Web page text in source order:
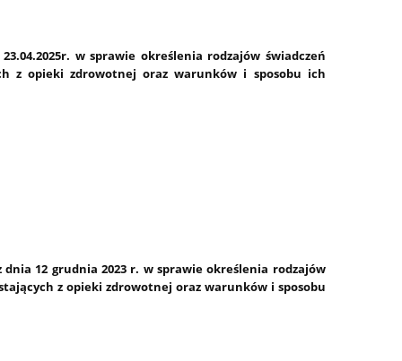
w sprawie określenia rodzajów świadczeń
z opieki zdrowotnej oraz warunków i sposobu ich
dnia 12 grudnia 2023 r. w sprawie określenia rodzajów
z opieki zdrowotnej oraz warunków i sposobu